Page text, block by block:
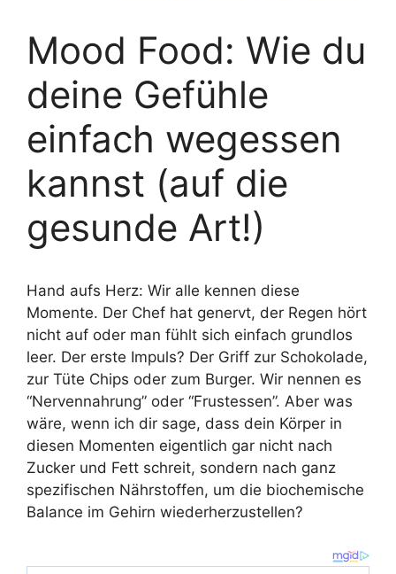
Mood Food: Wie du
deine Gefühle
einfach wegessen
kannst (auf die
gesunde Art!)
Hand aufs Herz: Wir alle kennen diese
Momente. Der Chef hat genervt, der Regen hört
nicht auf oder man fühlt sich einfach grundlos
leer. Der erste Impuls? Der Griff zur Schokolade,
zur Tüte Chips oder zum Burger. Wir nennen es
“Nervennahrung” oder “Frustessen”. Aber was
wäre, wenn ich dir sage, dass dein Körper in
diesen Momenten eigentlich gar nicht nach
Zucker und Fett schreit, sondern nach ganz
spezifischen Nährstoffen, um die biochemische
Balance im Gehirn wiederherzustellen?